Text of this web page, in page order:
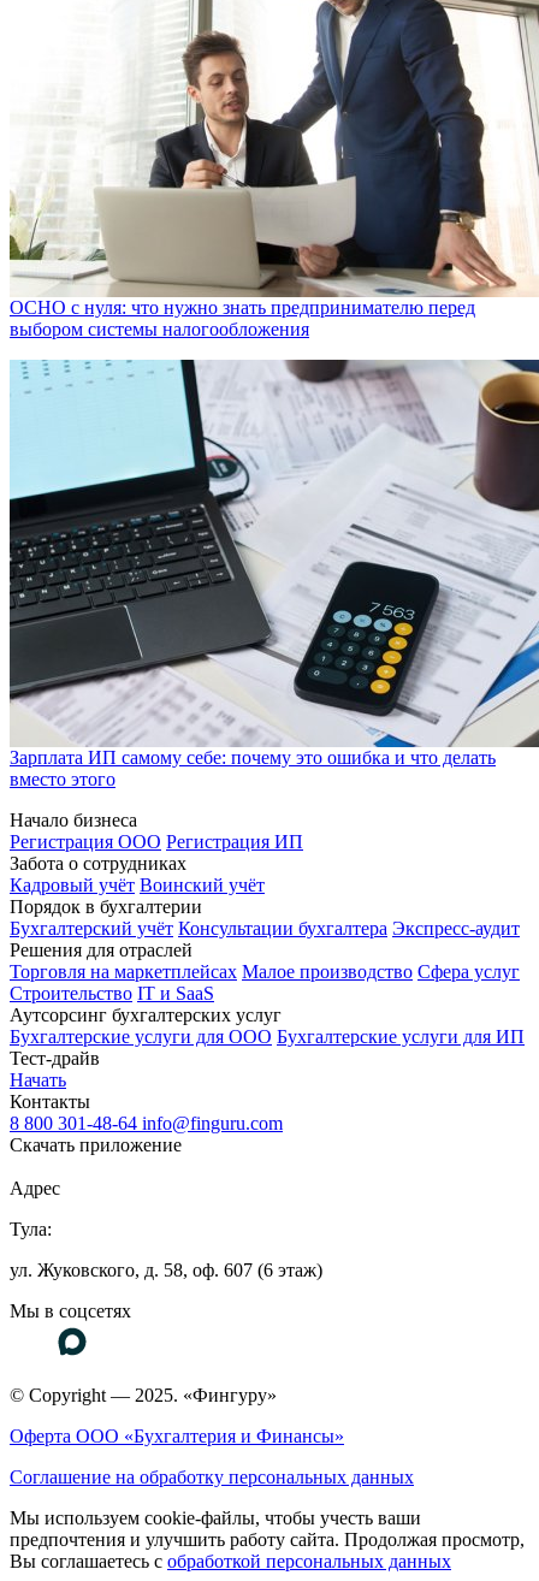
ОСНО с нуля: что нужно знать предпринимателю перед
выбором системы налогообложения
Зарплата ИП самому себе: почему это ошибка и что делать
вместо этого
Начало бизнеса
Регистрация ООО Регистрация ИП
Забота о сотрудниках
Кадровый учёт Воинский учёт
Порядок в бухгалтерии
Бухгалтерский учёт Консультации бухгалтера Экспресс-аудит
Решения для отраслей
Торговля на маркетплейсах Малое производство Сфера услуг
Строительство IT и SaaS
Аутсорсинг бухгалтерских услуг
Бухгалтерские услуги для ООО Бухгалтерские услуги для ИП
Тест-драйв
Начать
Контакты
8 800 301-48-64 info@finguru.com
Скачать приложение
Адрес
Тула:
ул. Жуковского, д. 58, оф. 607 (6 этаж)
Мы в соцсетях
© Copyright — 2025. «Фингуру»
Оферта ООО «Бухгалтерия и Финансы»
Соглашение на обработку персональных данных
Мы используем cookie-файлы, чтобы учесть ваши
предпочтения и улучшить работу сайта. Продолжая просмотр,
Вы соглашаетесь с обработкой персональных данных